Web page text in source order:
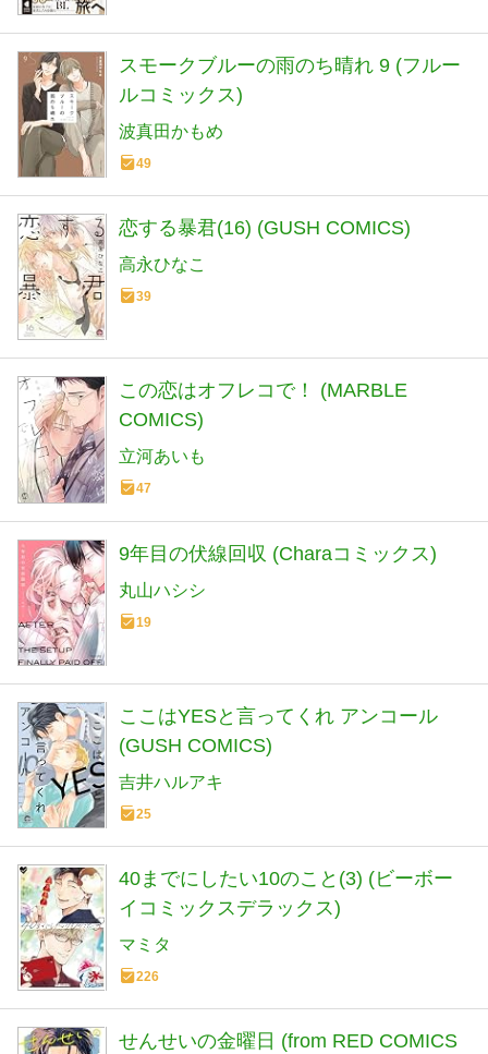
スモークブルーの雨のち晴れ 9 (フルー
ルコミックス)
波真田かもめ
49
恋する暴君(16) (GUSH COMICS)
高永ひなこ
39
この恋はオフレコで！ (MARBLE
COMICS)
立河あいも
47
9年目の伏線回収 (Charaコミックス)
丸山ハシシ
19
ここはYESと言ってくれ アンコール
(GUSH COMICS)
吉井ハルアキ
25
40までにしたい10のこと(3) (ビーボー
イコミックスデラックス)
マミタ
226
せんせいの金曜日 (from RED COMICS